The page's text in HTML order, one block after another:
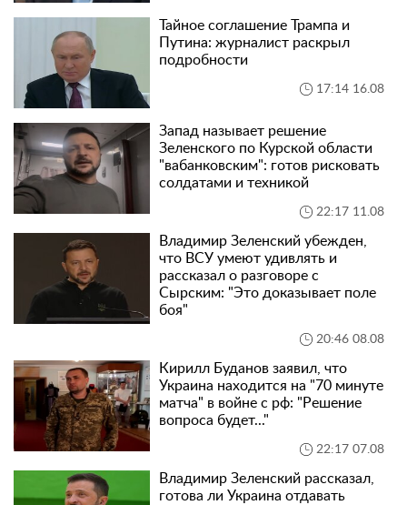
Тайное соглашение Трампа и
Путина: журналист раскрыл
подробности
17:14 16.08
Запад называет решение
Зеленского по Курской области
"вабанковским": готов рисковать
солдатами и техникой
22:17 11.08
Владимир Зеленский убежден,
что ВСУ умеют удивлять и
рассказал о разговоре с
Сырским: "Это доказывает поле
боя"
20:46 08.08
Кирилл Буданов заявил, что
Украина находится на "70 минуте
матча" в войне с рф: "Решение
вопроса будет..."
22:17 07.08
Владимир Зеленский рассказал,
готова ли Украина отдавать